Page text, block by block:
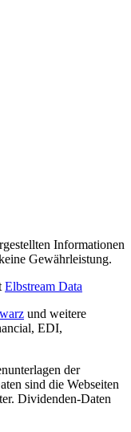
Informationen
Gewährleistung.
Elbstream Data
und weitere
EDI,
der
sind die Webseiten
Dividenden-Daten